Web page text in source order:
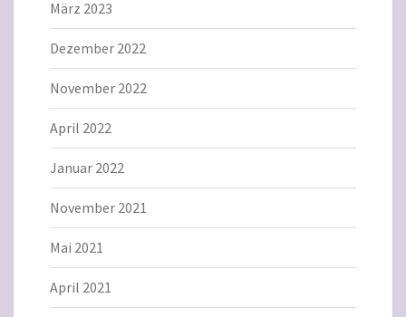
März 2023
Dezember 2022
November 2022
April 2022
Januar 2022
November 2021
Mai 2021
April 2021